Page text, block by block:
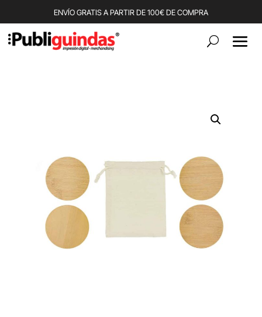
ENVÍO GRATIS A PARTIR DE 100€ DE COMPRA